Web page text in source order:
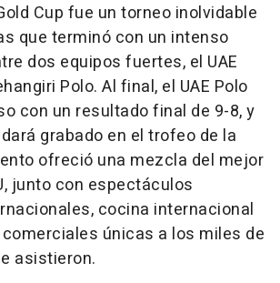
Cup fue un torneo inolvidable
que terminó con un intenso
dos equipos fuertes, el UAE
Polo. Al final, el UAE Polo
con un resultado final de 9-8, y
grabado en el trofeo de la
ofreció una mezcla del mejor
junto con espectáculos
cocina internacional
únicas a los miles de
asistieron.